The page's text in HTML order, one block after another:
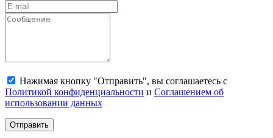
Нажимая кнопку "Отправить", вы соглашаетесь с
Политикой конфиденциальности и Соглашением об
использовании данных
Отправить